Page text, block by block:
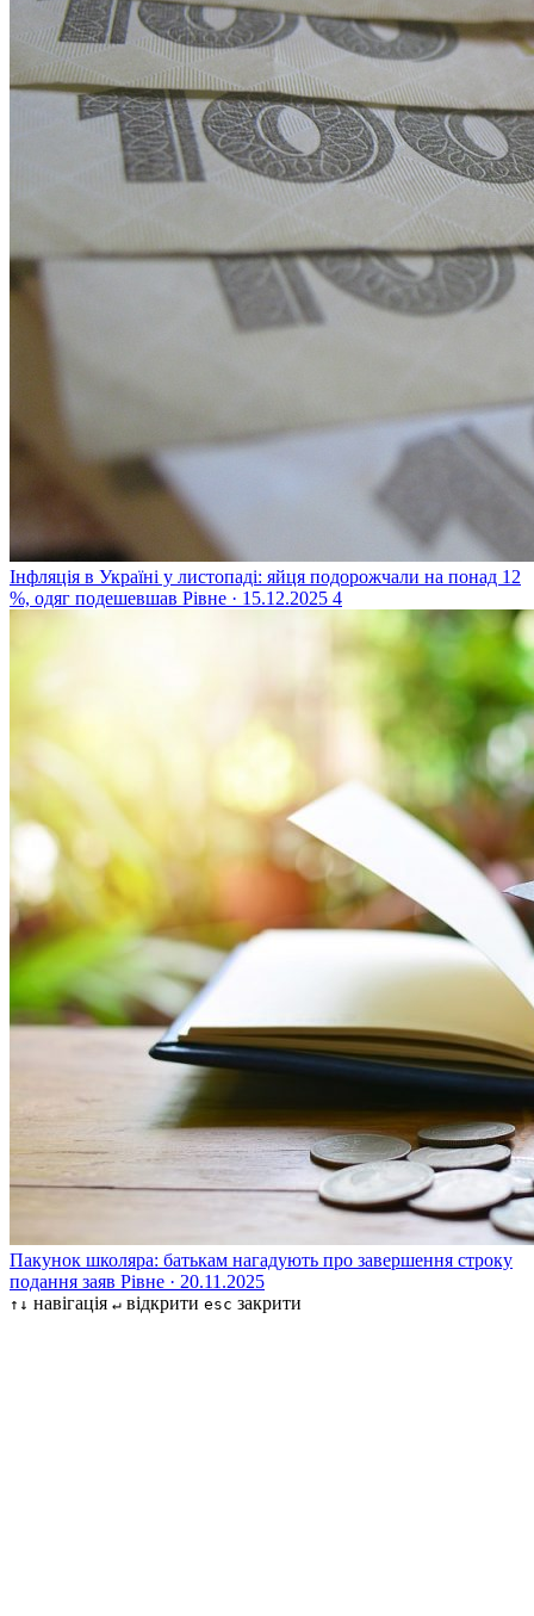
Інфляція в Україні у листопаді: яйця подорожчали на понад 12
%, одяг подешевшав Рівне · 15.12.2025 4
Пакунок школяра: батькам нагадують про завершення строку
подання заяв Рівне · 20.11.2025
↑↓ навігація ↵ відкрити esc закрити